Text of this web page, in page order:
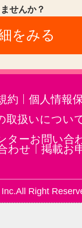
ませんか？
をみる
約
個人情報
取扱いについ
ターお問い合
わせ
掲載お
Right